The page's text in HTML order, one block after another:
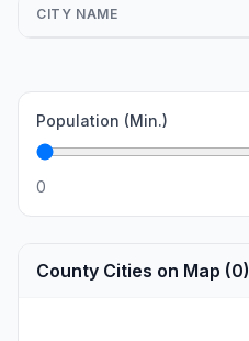
CITY NAME
Population (Min.)
0
County Cities on Map (0)